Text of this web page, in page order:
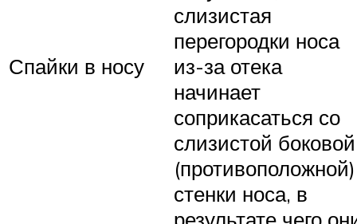
Спайки в носу
слизистая
перегородки носа
из-за отека
начинает
соприкасаться со
слизистой боковой
(противоположной)
стенки носа, в